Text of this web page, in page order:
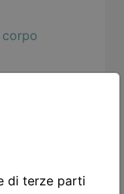
di terze parti